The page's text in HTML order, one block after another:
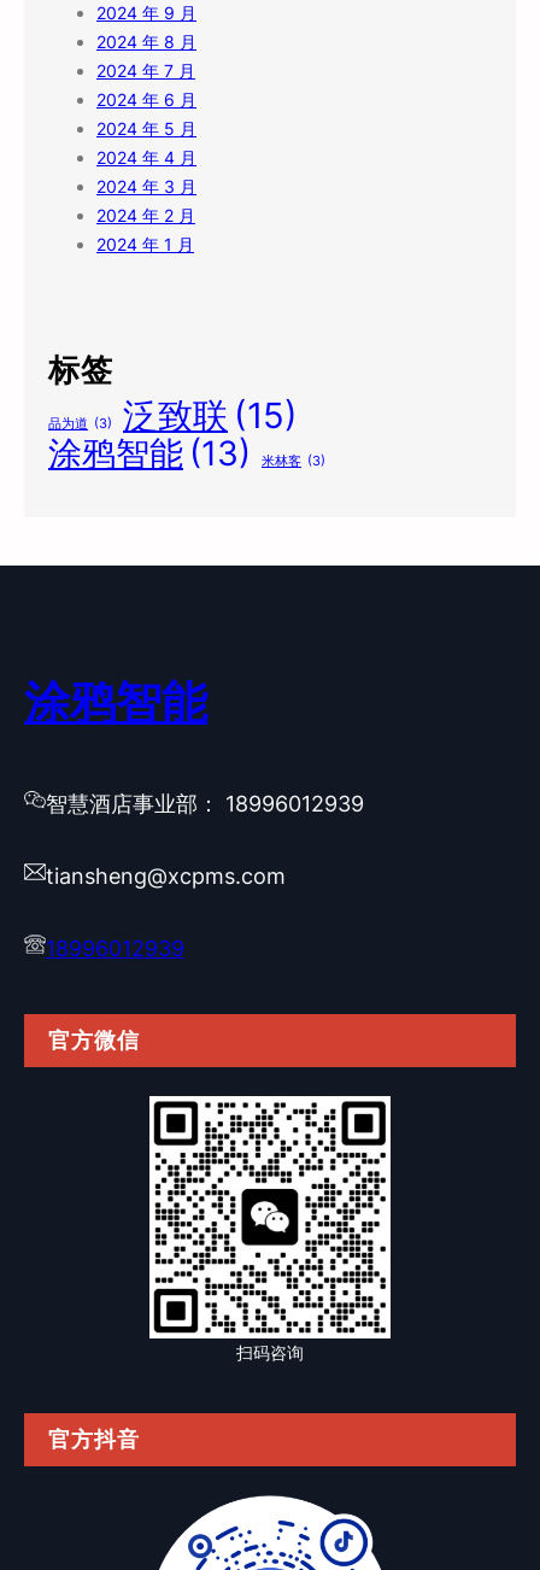
2024 年 9 月
2024 年 8 月
2024 年 7 月
2024 年 6 月
2024 年 5 月
2024 年 4 月
2024 年 3 月
2024 年 2 月
2024 年 1 月
标签
品为道 (3) 泛致联 (15)
涂鸦智能 (13) 米林客 (3)
涂鸦智能
智慧酒店事业部： 18996012939
tiansheng@xcpms.com
18996012939
官方微信
扫码咨询
官方抖音